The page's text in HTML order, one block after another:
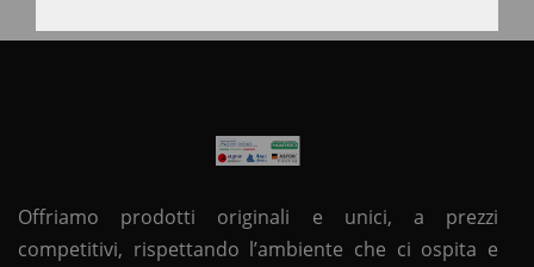
Offriamo prodotti originali e unici, a prezzi
competitivi, rispettando l’ambiente che ci ospita e